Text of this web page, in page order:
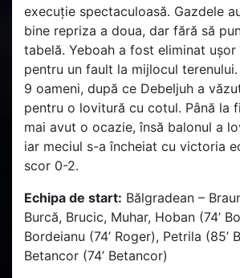
execuție spectaculoasă. Gazdele
bine repriza a doua, dar fără să
tabelă. Yeboah a fost eliminat
pentru un fault la mijlocul terenului.
9 oameni, după ce Debeljuh a
pentru o lovitură cu cotul. Până la
mai avut o ocazie, însă balonul a
iar meciul s-a încheiat cu victoria
scor 0-2.
Echipa de start: Bălgradean –
Burcă, Brucic, Muhar, Hoban (74’
Bordeianu (74’ Roger), Petrila (85’
Betancor (74’ Betancor)